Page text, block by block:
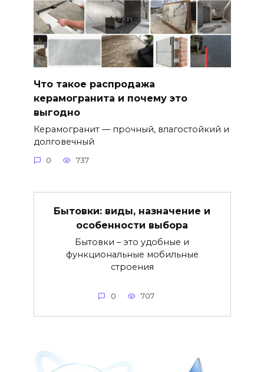
Что такое распродажа
керамогранита и почему это
выгодно
Керамогранит — прочный, влагостойкий и
долговечный
0 737
Бытовки: виды, назначение и
особенности выбора
Бытовки – это удобные и
функциональные мобильные
строения
0 707